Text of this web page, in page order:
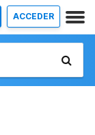
ACCEDER